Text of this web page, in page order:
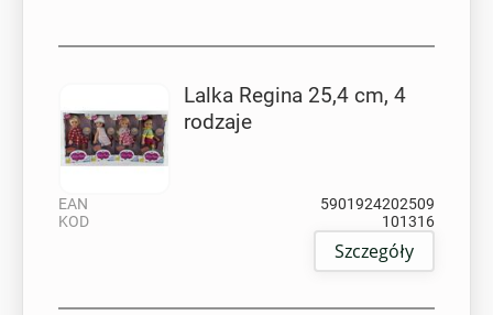
Lalka Regina 25,4 cm, 4
rodzaje
EAN
5901924202509
KOD
101316
Szczegóły